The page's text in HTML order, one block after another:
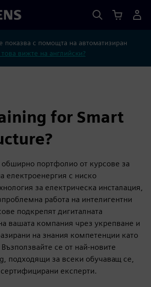
показва с помощта на автоматизиран
вижте на английски?
for Smart
обширно портфолио от курсове за
електроенергия с ниско
за електрическа инсталация,
работа на интелигентни
подкрепят дигиталната
вашата компания чрез укрепване и
на знания компетенции като
се от най-новите
подходящи за всеки обучаващ се,
експерти.